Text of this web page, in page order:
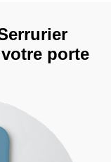
porte